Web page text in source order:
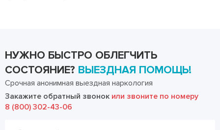
НУЖНО БЫСТРО ОБЛЕГЧИТЬ
СОСТОЯНИЕ? ВЫЕЗДНАЯ ПОМОЩЬ!
Срочная анонимная выездная наркология
Закажите обратный звонок или звоните по номеру
8 (800) 302-43-06